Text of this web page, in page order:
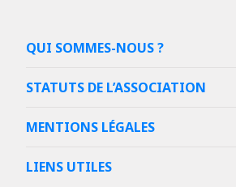
QUI SOMMES-NOUS ?
STATUTS DE L’ASSOCIATION
MENTIONS LÉGALES
LIENS UTILES